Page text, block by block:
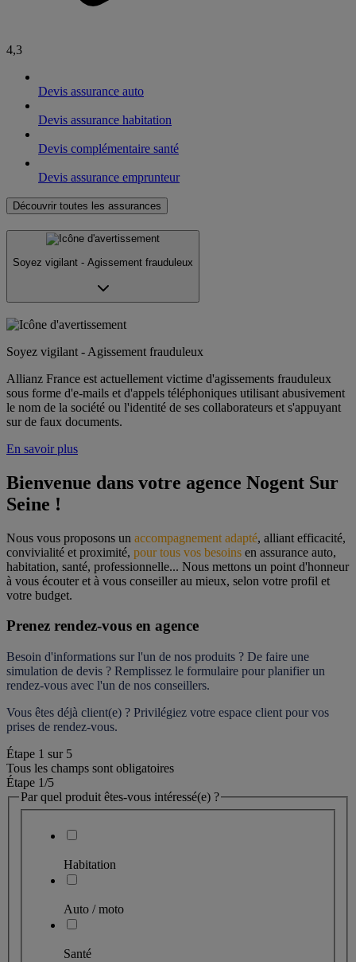
4,3
Devis assurance auto
Devis assurance habitation
Devis complémentaire santé
Devis assurance emprunteur
Découvrir toutes les assurances
Soyez vigilant - Agissement frauduleux
Soyez vigilant - Agissement frauduleux
Allianz France est actuellement victime d'agissements frauduleux
sous forme d'e-mails et d'appels téléphoniques utilisant abusivement
le nom de la société ou l'identité de ses collaborateurs et s'appuyant
sur de faux documents.
En savoir plus
Bienvenue dans votre agence Nogent Sur
Seine !
Nous vous proposons un accompagnement adapté, alliant efficacité,
convivialité et proximité, pour tous vos besoins en assurance auto,
habitation, santé, professionnelle... Nous mettons un point d'honneur
à vous écouter et à vous conseiller au mieux, selon votre profil et
votre budget.
Prenez rendez-vous en agence
Besoin d'informations sur l'un de nos produits ? De faire une
simulation de devis ? Remplissez le formulaire pour planifier un
rendez-vous avec l'un de nos conseillers.
Vous êtes déjà client(e) ? Privilégiez votre espace client pour vos
prises de rendez-vous.
Étape 1 sur 5
Tous les champs sont obligatoires
Étape 1/5
Par quel produit êtes-vous intéressé(e) ?
Habitation
Auto / moto
Santé